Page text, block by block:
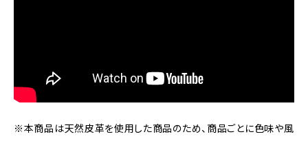
※本商品は天然皮革を使用した商品のため、商品ごとに色味や風